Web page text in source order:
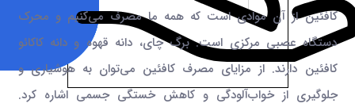
کافئین از آن موادی است که همه ما مصرف می‌کنیم و محرک
دستگاه عصبی مرکزی است. برگ چای، دانه قهوه و دانه کاکائو
کافئین دارند. از مزایای مصرف کافئین می‌توان به هوشیاری و
جلوگیری از خواب‌آلودگی و کاهش خستگی جسمی اشاره کرد.